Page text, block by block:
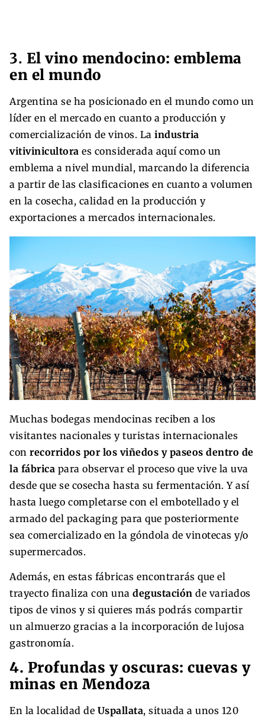
3. El vino mendocino: emblema
en el mundo
Argentina se ha posicionado en el mundo como un
líder en el mercado en cuanto a producción y
comercialización de vinos. La industria
vitivinicultora es considerada aquí como un
emblema a nivel mundial, marcando la diferencia
a partir de las clasificaciones en cuanto a volumen
en la cosecha, calidad en la producción y
exportaciones a mercados internacionales.
Muchas bodegas mendocinas reciben a los
visitantes nacionales y turistas internacionales
con recorridos por los viñedos y paseos dentro de
la fábrica para observar el proceso que vive la uva
desde que se cosecha hasta su fermentación. Y así
hasta luego completarse con el embotellado y el
armado del packaging para que posteriormente
sea comercializado en la góndola de vinotecas y/o
supermercados.
Además, en estas fábricas encontrarás que el
trayecto finaliza con una degustación de variados
tipos de vinos y si quieres más podrás compartir
un almuerzo gracias a la incorporación de lujosa
gastronomía.
4. Profundas y oscuras: cuevas y
minas en Mendoza
En la localidad de Uspallata, situada a unos 120